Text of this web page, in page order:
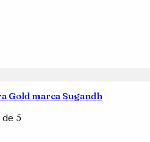
Gold marca Sugandh
5